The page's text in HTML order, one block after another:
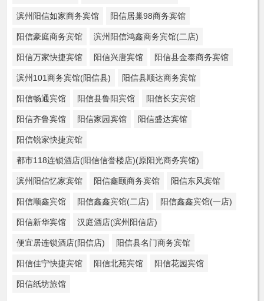
滨州阳信如家商务宾馆 阳信居巢98商务宾馆
阳信豪庭商务宾馆 滨州阳信鸿鑫商务宾馆(二店)
阳信万家快捷宾馆 阳信兴唐宾馆 阳信县金泰商务宾馆
滨州101商务宾馆(阳信县) 阳信县顺达商务宾馆
阳信畅通宾馆 阳信县鲁阳宾馆 阳信长安宾馆
阳信齐鲁宾馆 阳信家园宾馆 阳信盛达宾馆
阳信锐家快捷宾馆
都市118连锁酒店(阳信信誉楼店)(原阳光商务宾馆)
滨州阳信忆家宾馆 阳信鑫颐商务宾馆 阳信东风宾馆
阳信顺鑫宾馆 阳信鑫鑫宾馆(二店) 阳信鑫鑫宾馆(一店)
阳信新华宾馆 汉庭酒店(滨州阳信店)
便宜居连锁酒店(阳信店) 阳信县名门商务宾馆
阳信佳宁快捷宾馆 阳信北苑宾馆 阳信花园宾馆
阳信纸坊旅馆